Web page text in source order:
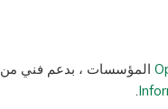
المؤسسات ، بدعم فني من